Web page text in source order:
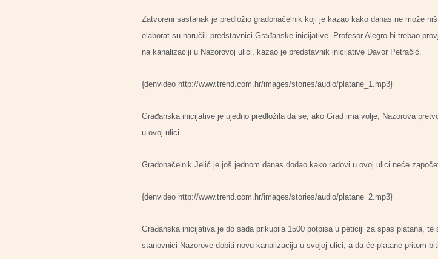
Zatvoreni sastanak je predložio gradonačelnik koji je kazao kako danas ne može
elaborat su naručili predstavnici Građanske inicijative. Profesor Alegro bi trebao
na kanalizaciji u Nazorovoj ulici, kazao je predstavnik inicijative Davor Petračić.
{denvideo http://www.trend.com.hr/images/stories/audio/platane_1.mp3}
Građanska inicijative je ujedno predložila da se, ako Grad ima volje, Nazorova
u ovoj ulici.
Gradonačelnik Jelić je još jednom danas dodao kako radovi u ovoj ulici neće
{denvideo http://www.trend.com.hr/images/stories/audio/platane_2.mp3}
Građanska inicijativa je do sada prikupila 1500 potpisa u peticiji za spas platana,
stanovnici Nazorove dobiti novu kanalizaciju u svojoj ulici, a da će platane pritom